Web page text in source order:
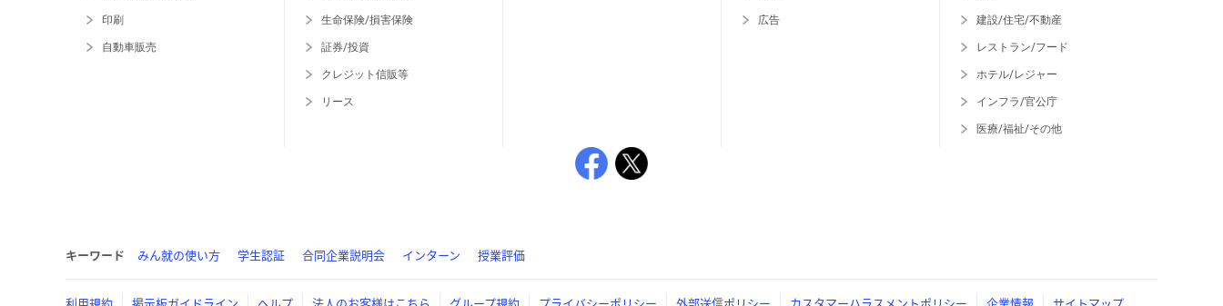
印刷
自動車販売
生命保険/損害保険
証券/投資
クレジット信販等
リース
広告 建設/住宅/不動産
レストラン/フード
ホテル/レジャー
インフラ/官公庁
医療/福祉/その他
キーワード みん就の使い方 学生認証 合同企業説明会 インターン 授業評価